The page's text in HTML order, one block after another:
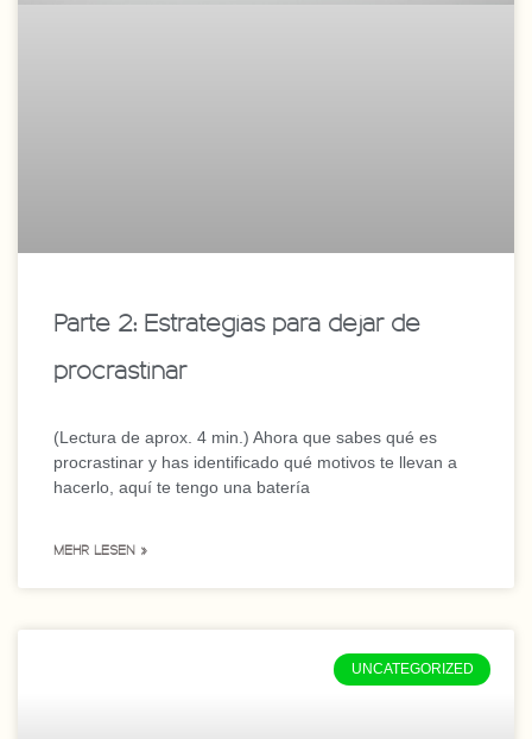
Parte 2: Estrategias para dejar de
procrastinar
(Lectura de aprox. 4 min.) Ahora que sabes qué es
procrastinar y has identificado qué motivos te llevan a
hacerlo, aquí te tengo una batería
MEHR LESEN »
UNCATEGORIZED